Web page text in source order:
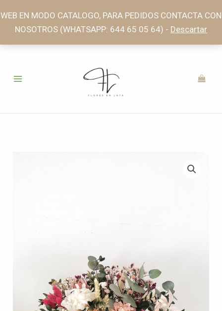
WEB EN MODO CATALOGO, PARA PEDIDOS CONTACTA CON
NOSOTROS (WHATSAPP: 644 65 05 64) - Descartar
al
contenido